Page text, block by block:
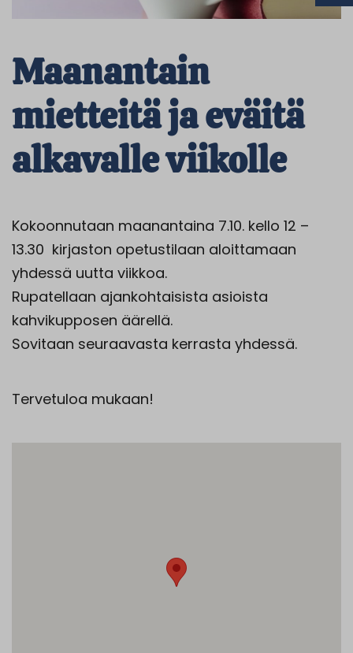
Maanantain
mietteitä ja eväitä
alkavalle viikolle
Kokoonnutaan maanantaina 7.10. kello 12 –
13.30 kirjaston opetustilaan aloittamaan
yhdessä uutta viikkoa.
Rupatellaan ajankohtaisista asioista
kahvikupposen äärellä.
Sovitaan seuraavasta kerrasta yhdessä.
Tervetuloa mukaan!